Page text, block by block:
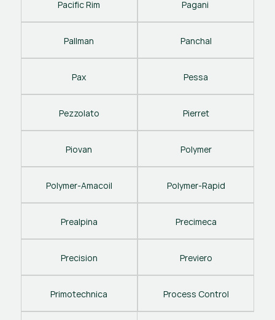
Pacific Rim Pagani
Pallman Panchal
Pax Pessa
Pezzolato Pierret
Piovan Polymer
Polymer-Amacoil Polymer-Rapid
Prealpina Precimeca
Precision Previero
Primotechnica Process Control